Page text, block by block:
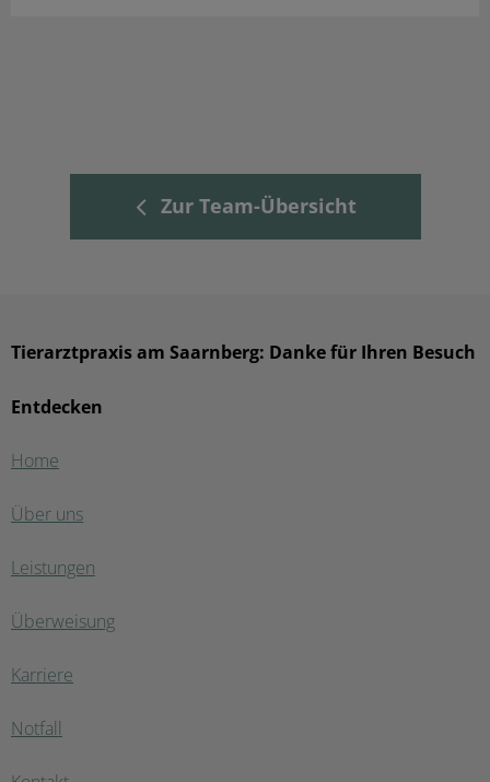
Zur Team-Übersicht
Entdecken
Home
Über uns
Leistungen
Überweisung
Karriere
Notfall
Tierarztpraxis am Saarnberg: Danke für Ihren Besuch